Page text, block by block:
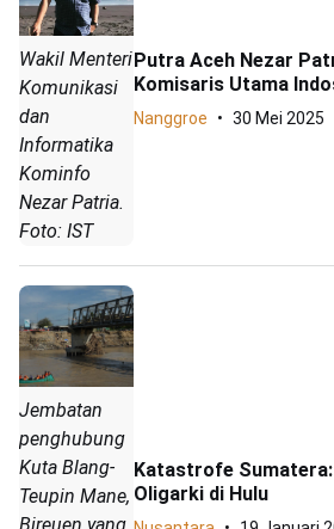
Wakil Menteri
Komunikasi
dan
Informatika
Kominfo
Nezar Patria.
Foto: IST
Putra Aceh Nezar
Komisaris Utama
Nanggroe 30 Mei 2025
Jembatan
penghubung
Kuta Blang-
Teupin Mane,
Katastrofe
Oligarki di Hulu